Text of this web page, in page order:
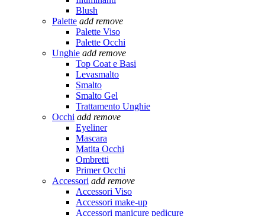
Blush
Palette add remove
Palette Viso
Palette Occhi
Unghie add remove
Top Coat e Basi
Levasmalto
Smalto
Smalto Gel
Trattamento Unghie
Occhi add remove
Eyeliner
Mascara
Matita Occhi
Ombretti
Primer Occhi
Accessori add remove
Accessori Viso
Accessori make-up
Accessori manicure pedicure